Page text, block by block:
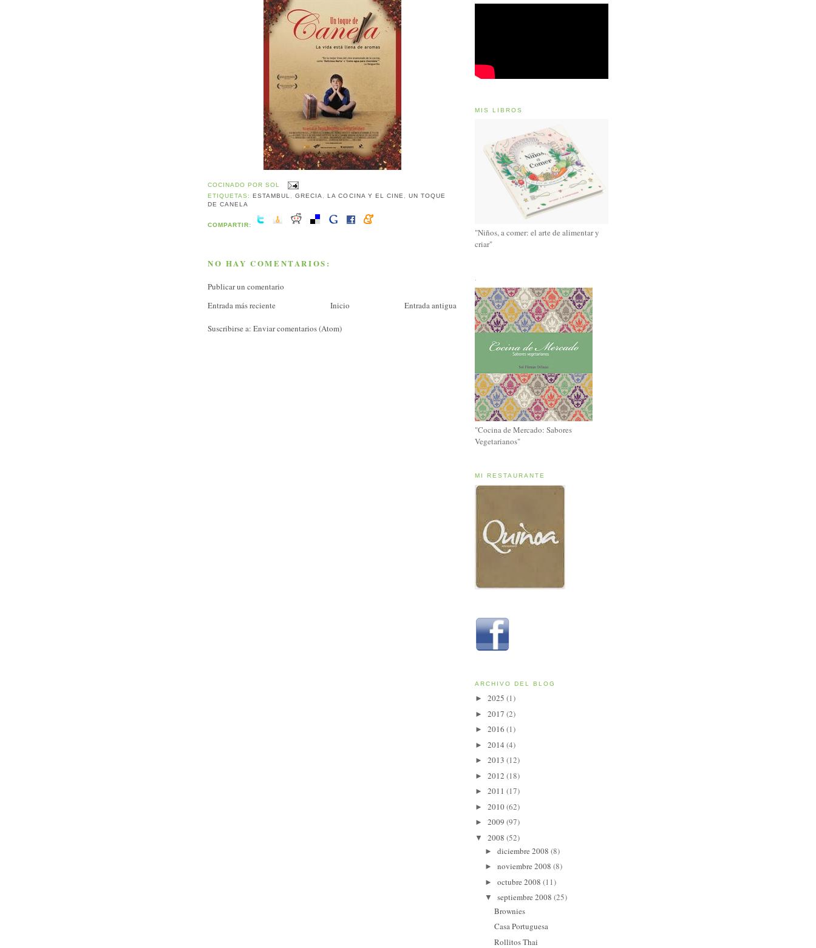
COCINADO PORSOL
ETIQUETAS:ESTAMBUL ,GRECIA ,LA COCINA Y EL CINE
UN TOQUE
DE CANELA
COMPARTIR:
NO HAY COMENTARIOS:
Publicar un comentario
Entrada más reciente
Entrada antigua
Inicio
Suscribirse a: Enviar comentarios (Atom)
MIS LIBROS
"Niños, a comer: el arte de alimentar y
criar"
.
"Cocina de Mercado: Sabores
Vegetarianos"
MI RESTAURANTE
ARCHIVO DEL BLOG
► 2025 (1)
► 2017 (2)
► 2016 (1)
► 2014 (4)
► 2013 (12)
► 2012 (18)
► 2011 (17)
► 2010(62)
► 2009 (97)
▼ 2008 (52)
► diciembre 2008 (8)
► noviembre 2008 (8)
► octubre 2008 (11)
▼ septiembre 2008 (25)
Brownies
Casa Portuguesa
Rollitos Thai